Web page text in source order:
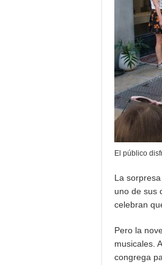
El público
La
uno de sus
celebran
Pero la
musicales.
congrega